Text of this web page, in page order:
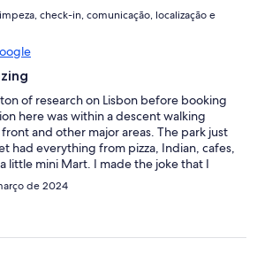
check-in, comunicação, localização e
of research on Lisbon before booking
here was within a descent walking
and other major areas. The park just
had everything from pizza, Indian, cafes,
little mini Mart. I made the joke that I
the area. The place itself was clean and
friendly and helped make the checkin
in with us a few times throughout
de 2024